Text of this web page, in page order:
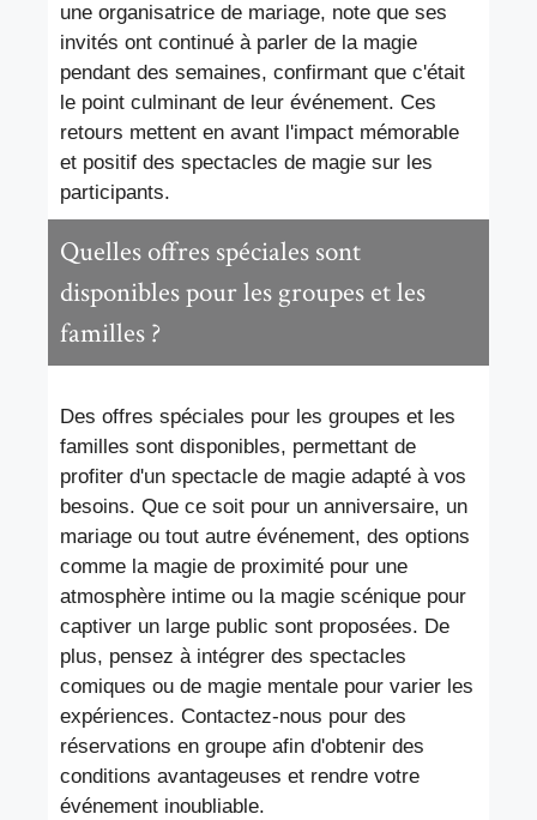
une organisatrice de mariage, note que ses
invités ont continué à parler de la magie
pendant des semaines, confirmant que c'était
le point culminant de leur événement. Ces
retours mettent en avant l'impact mémorable
et positif des spectacles de magie sur les
participants.
Quelles offres spéciales sont
disponibles pour les groupes et les
familles ?
Des offres spéciales pour les groupes et les
familles sont disponibles, permettant de
profiter d'un spectacle de magie adapté à vos
besoins. Que ce soit pour un anniversaire, un
mariage ou tout autre événement, des options
comme la magie de proximité pour une
atmosphère intime ou la magie scénique pour
captiver un large public sont proposées. De
plus, pensez à intégrer des spectacles
comiques ou de magie mentale pour varier les
expériences. Contactez-nous pour des
réservations en groupe afin d'obtenir des
conditions avantageuses et rendre votre
événement inoubliable.